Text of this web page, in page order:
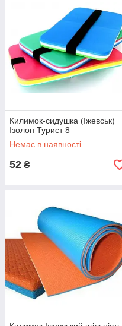
Килимок-сидушка (Іжевськ)
Ізолон Турист 8
Немає в наявності
52 ₴